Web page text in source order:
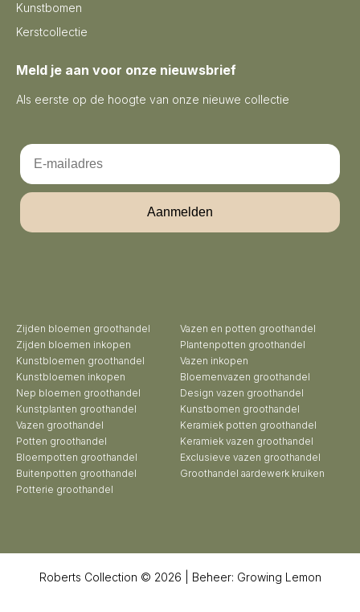
Kunstbomen
Kerstcollectie
Meld je aan voor onze nieuwsbrief
Als eerste op de hoogte van onze nieuwe collectie
Email
Aanmelden
Zijden bloemen groothandel
Zijden bloemen inkopen
Kunstbloemen groothandel
Kunstbloemen inkopen
Nep bloemen groothandel
Kunstplanten groothandel
Vazen groothandel
Potten groothandel
Bloempotten groothandel
Buitenpotten groothandel
Potterie groothandel
Vazen en potten groothandel
Plantenpotten groothandel
Vazen inkopen
Bloemenvazen groothandel
Design vazen groothandel
Kunstbomen groothandel
Keramiek potten groothandel
Keramiek vazen groothandel
Exclusieve vazen groothandel
Groothandel aardewerk kruiken
Roberts Collection © 2026 | Beheer: Growing Lemon